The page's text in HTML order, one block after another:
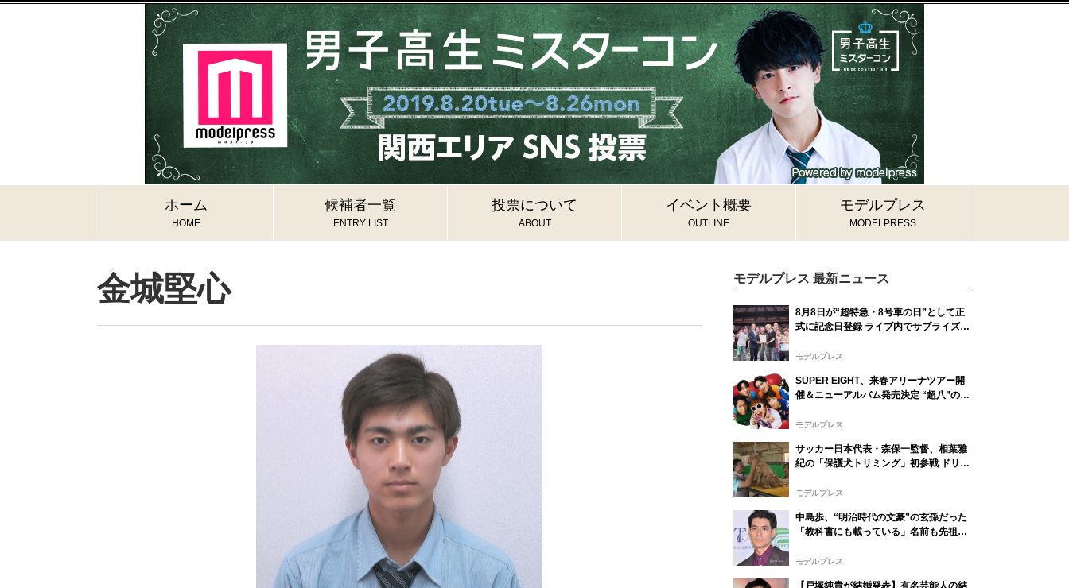
ホーム
HOME
候補者一覧
ENTRY LIST
投票について
ABOUT
イベント概要
OUTLINE
モデルプレス
MODELPRESS
金城堅心 モデルプレス 最新ニュース
8月8日が“超特急・8号車の日”として正
式に記念日登録 ライブ内でサプライズ発
モデルプレス
SUPER EIGHT、来春アリーナツアー開
催＆ニューアルバム発売決定 “超八”の日
モデルプレス
サッカー日本代表・森保一監督、相葉雅
紀の「保護犬トリミング」初参戦 ドリー
49】
モデルプレス
中島歩、“明治時代の文豪”の玄孫だった
「教科書にも載っている」名前も先祖に
モデルプレス
【戸塚純貴が結婚発表】有名芸能人の結